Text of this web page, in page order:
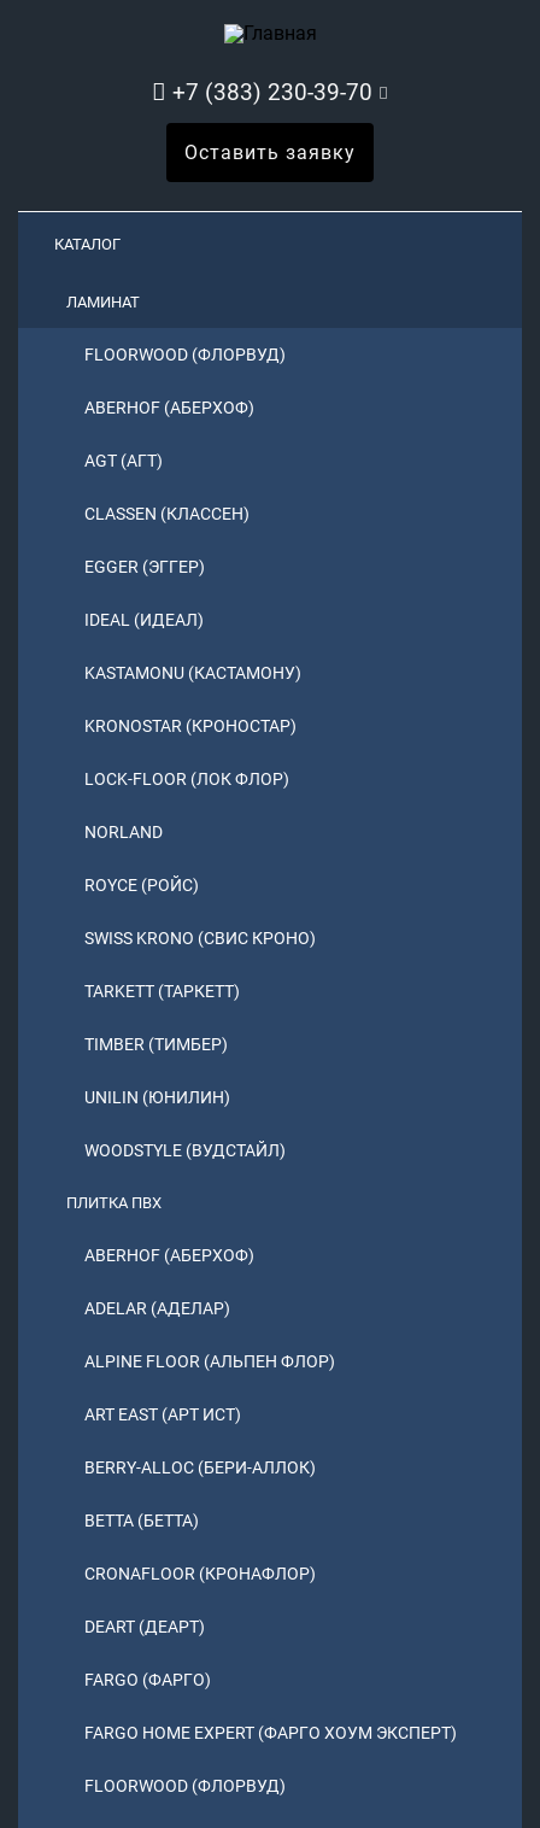
+7 (383) 230-39-70
Оставить заявку
КАТАЛОГ
ЛАМИНАТ
FLOORWOOD (ФЛОРВУД)
ABERHOF (АБЕРХОФ)
AGT (АГТ)
CLASSEN (КЛАССЕН)
EGGER (ЭГГЕР)
IDEAL (ИДЕАЛ)
KASTAMONU (КАСТАМОНУ)
KRONOSTAR (КРОНОСТАР)
LOCK-FLOOR (ЛОК ФЛОР)
NORLAND
ROYCE (РОЙС)
SWISS KRONO (СВИС КРОНО)
TARKETT (ТАРКЕТТ)
TIMBER (ТИМБЕР)
UNILIN (ЮНИЛИН)
WOODSTYLE (ВУДСТАЙЛ)
ПЛИТКА ПВХ
ABERHOF (АБЕРХОФ)
ADELAR (АДЕЛАР)
ALPINE FLOOR (АЛЬПЕН ФЛОР)
ART EAST (АРТ ИСТ)
BERRY-ALLOC (БЕРИ-АЛЛОК)
BETTA (БЕТТА)
CRONAFLOOR (КРОНАФЛОР)
DEART (ДЕАРТ)
FARGO (ФАРГО)
FARGO HOME EXPERT (ФАРГО ХОУМ ЭКСПЕРТ)
FLOORWOOD (ФЛОРВУД)